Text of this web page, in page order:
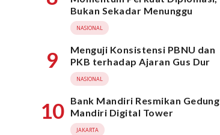
Bukan Sekadar Menunggu
NASIONAL
9
Menguji Konsistensi PBNU dan
PKB terhadap Ajaran Gus Dur
NASIONAL
10 Bank Mandiri Resmikan Gedung
Mandiri Digital Tower
JAKARTA